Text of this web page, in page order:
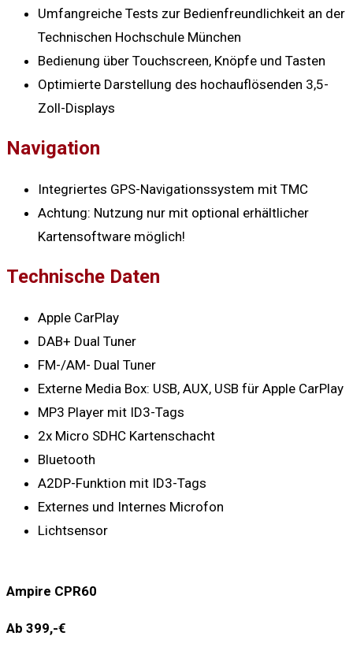
Umfangreiche Tests zur Bedienfreundlichkeit an der
Technischen Hochschule München
Bedienung über Touchscreen, Knöpfe und Tasten
Optimierte Darstellung des hochauflösenden 3,5-
Zoll-Displays
Navigation
Integriertes GPS-Navigationssystem mit TMC
Achtung: Nutzung nur mit optional erhältlicher
Kartensoftware möglich!
Technische Daten
Apple CarPlay
DAB+ Dual Tuner
FM-/AM- Dual Tuner
Externe Media Box: USB, AUX, USB für Apple CarPlay
MP3 Player mit ID3-Tags
2x Micro SDHC Kartenschacht
Bluetooth
A2DP-Funktion mit ID3-Tags
Externes und Internes Microfon
Lichtsensor
Ampire CPR60
Ab 399,-€